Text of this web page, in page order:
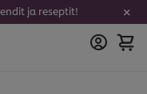
ja reseptit!